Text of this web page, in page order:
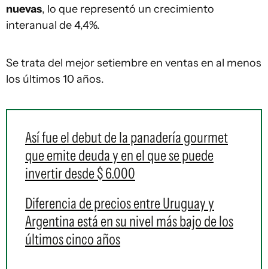
nuevas, lo que representó un crecimiento
interanual de 4,4%.
Se trata del mejor setiembre en ventas en al menos
los últimos 10 años.
Así fue el debut de la panadería gourmet
que emite deuda y en el que se puede
invertir desde $ 6.000
Diferencia de precios entre Uruguay y
Argentina está en su nivel más bajo de los
últimos cinco años